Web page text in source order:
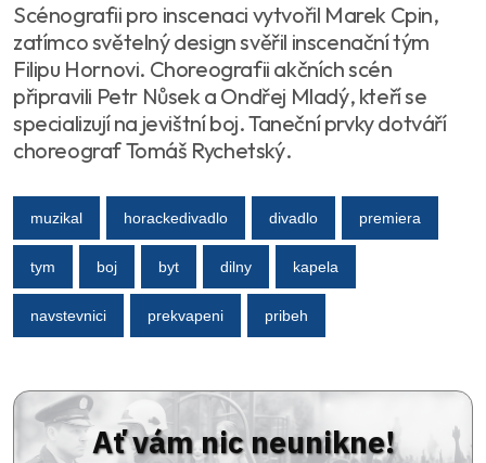
Scénografii pro inscenaci vytvořil Marek Cpin,
zatímco světelný design svěřil inscenační tým
Filipu Hornovi. Choreografii akčních scén
připravili Petr Nůsek a Ondřej Mladý, kteří se
specializují na jevištní boj. Taneční prvky dotváří
choreograf Tomáš Rychetský.
muzikal horackedivadlo divadlo premiera
tym boj byt dilny kapela
navstevnici prekvapeni pribeh
Ať vám nic neunikne!